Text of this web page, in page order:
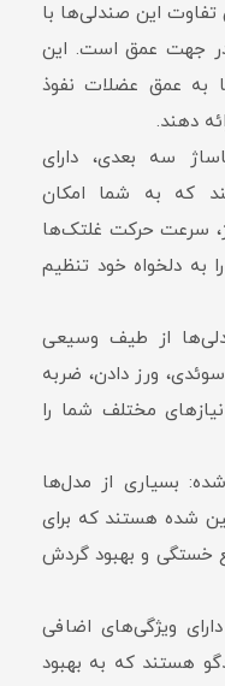
این صندلی‌ها با
جهت عمق است. این
به عمق عضلات نفوذ
دهند.
سه بعدی، دارای
که به شما امکان
سرعت حرکت غلتک‌ها
به دلخواه خود تنظیم
از طیف وسیعی
ورز دادن، ضربه
مختلف شما را
بسیاری از مدل‌ها
شده هستند که برای
خستگی و بهبود گردش
ویژگی‌های اضافی
هستند که به بهبود